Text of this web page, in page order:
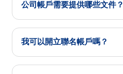
公司帳戶需要提供哪些文件？
我可以開立聯名帳戶嗎？